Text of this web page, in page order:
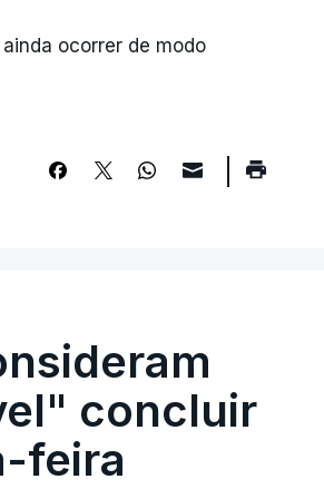
ocorrer de modo
concluir
feira